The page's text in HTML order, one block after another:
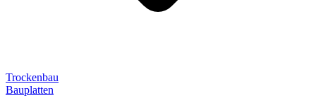
Trockenbau
Bauplatten